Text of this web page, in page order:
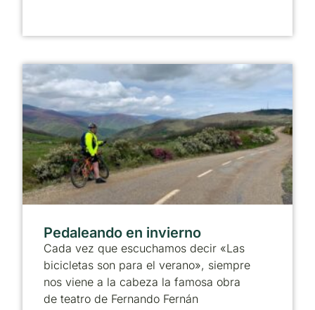
Pedaleando en invierno
Cada vez que escuchamos decir «Las
bicicletas son para el verano», siempre
nos viene a la cabeza la famosa obra
de teatro de Fernando Fernán